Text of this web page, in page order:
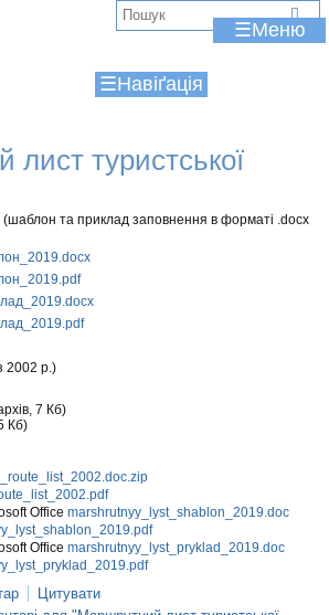
Jump to navigation
☰
☰
туристської
та приклад заповнення в форматі .docx
2002 р.)
7 Кб)
Кб)
marshrutnyy_lyst_shablon_2019.doc
marshrutnyy_lyst_pryklad_2019.doc
Цитувати